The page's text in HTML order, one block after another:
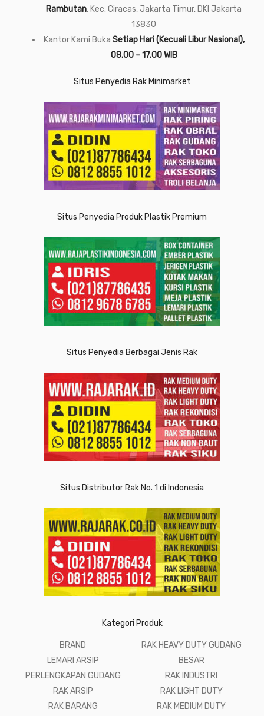
Rambutan, Kec. Ciracas, Jakarta Timur, DKI Jakarta
13830
Kantor Kami Buka Setiap Hari (Kecuali Libur Nasional),
08.00 – 17.00 WIB
Situs Penyedia Rak Minimarket
Situs Penyedia Produk Plastik Premium
Situs Penyedia Berbagai Jenis Rak
Situs Distributor Rak No. 1 di Indonesia
Kategori Produk
BRAND
LEMARI ARSIP
PERLENGKAPAN GUDANG
RAK ARSIP
RAK BARANG
RAK HEAVY DUTY GUDANG
BESAR
RAK INDUSTRI
RAK LIGHT DUTY
RAK MEDIUM DUTY